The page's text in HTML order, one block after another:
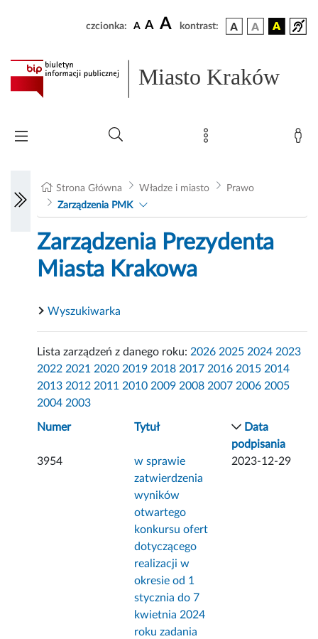
czcionka: A A A kontrast:
Miasto Kraków
Strona Główna Władze i miasto
Prawo
Zarządzenia PMK
Zarządzenia Prezydenta
Miasta Krakowa
Wyszukiwarka
Lista zarządzeń z danego roku: 2026 2025 2024 2023
2022 2021 2020 2019 2018 2017 2016 2015 2014
2013 2012 2011 2010 2009 2008 2007 2006 2005
2004 2003
Numer Tytuł
Data
podpisania
3954
w sprawie
zatwierdzenia
wyników
otwartego
konkursu ofert
dotyczącego
realizacji w
okresie od 1
stycznia do 7
kwietnia 2024
roku zadania
2023-12-29